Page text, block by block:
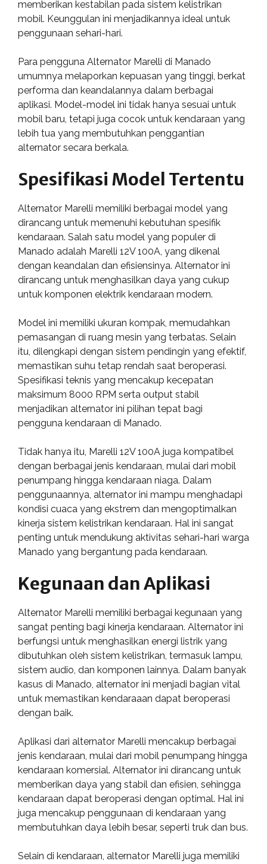
memberikan kestabilan pada sistem kelistrikan
mobil. Keunggulan ini menjadikannya ideal untuk
penggunaan sehari-hari.
Para pengguna Alternator Marelli di Manado
umumnya melaporkan kepuasan yang tinggi, berkat
performa dan keandalannya dalam berbagai
aplikasi. Model-model ini tidak hanya sesuai untuk
mobil baru, tetapi juga cocok untuk kendaraan yang
lebih tua yang membutuhkan penggantian
alternator secara berkala.
Spesifikasi Model Tertentu
Alternator Marelli memiliki berbagai model yang
dirancang untuk memenuhi kebutuhan spesifik
kendaraan. Salah satu model yang populer di
Manado adalah Marelli 12V 100A, yang dikenal
dengan keandalan dan efisiensinya. Alternator ini
dirancang untuk menghasilkan daya yang cukup
untuk komponen elektrik kendaraan modern.
Model ini memiliki ukuran kompak, memudahkan
pemasangan di ruang mesin yang terbatas. Selain
itu, dilengkapi dengan sistem pendingin yang efektif,
memastikan suhu tetap rendah saat beroperasi.
Spesifikasi teknis yang mencakup kecepatan
maksimum 8000 RPM serta output stabil
menjadikan alternator ini pilihan tepat bagi
pengguna kendaraan di Manado.
Tidak hanya itu, Marelli 12V 100A juga kompatibel
dengan berbagai jenis kendaraan, mulai dari mobil
penumpang hingga kendaraan niaga. Dalam
penggunaannya, alternator ini mampu menghadapi
kondisi cuaca yang ekstrem dan mengoptimalkan
kinerja sistem kelistrikan kendaraan. Hal ini sangat
penting untuk mendukung aktivitas sehari-hari warga
Manado yang bergantung pada kendaraan.
Kegunaan dan Aplikasi
Alternator Marelli memiliki berbagai kegunaan yang
sangat penting bagi kinerja kendaraan. Alternator ini
berfungsi untuk menghasilkan energi listrik yang
dibutuhkan oleh sistem kelistrikan, termasuk lampu,
sistem audio, dan komponen lainnya. Dalam banyak
kasus di Manado, alternator ini menjadi bagian vital
untuk memastikan kendaraaan dapat beroperasi
dengan baik.
Aplikasi dari alternator Marelli mencakup berbagai
jenis kendaraan, mulai dari mobil penumpang hingga
kendaraan komersial. Alternator ini dirancang untuk
memberikan daya yang stabil dan efisien, sehingga
kendaraan dapat beroperasi dengan optimal. Hal ini
juga mencakup penggunaan di kendaraan yang
membutuhkan daya lebih besar, seperti truk dan bus.
Selain di kendaraan, alternator Marelli juga memiliki